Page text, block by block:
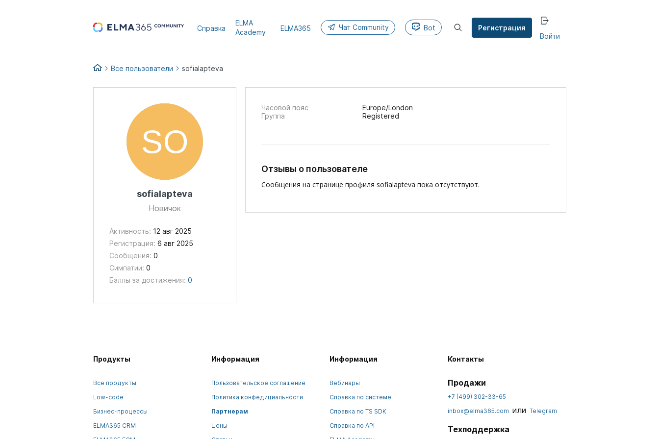
Справка
ELMA
Academy
ELMA365 Чат Community Bot
Регистрация
Войти
Все пользователи sofialapteva
sofialapteva
Новичок
Активность: 12 авг 2025
Регистрация: 6 авг 2025
Сообщения: 0
Симпатии: 0
Баллы за достижения: 0
Часовой пояс
Europe/London
Группа
Registered
Отзывы о пользователе
Сообщения на странице профиля sofialapteva пока отсутствуют.
Продукты
Все продукты
Low-code
Бизнес-процессы
ELMA365 CRM
Информация
Пользовательское соглашение
Политика конфедициальности
Партнерам
Цены
Информация
Вебинары
Справка по системе
Справка по TS SDK
Справка по API
Контакты
Продажи
+7 (499) 302-33-65
inbox@elma365.com или Telegram
Техподдержка